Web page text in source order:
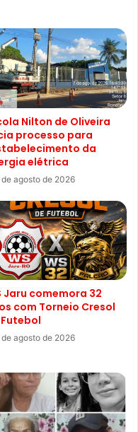
Nilton de Oliveira
processo para
da
elétrica
de agosto de 2026
Jaru comemora 32
com Torneio Cresol
de agosto de 2026